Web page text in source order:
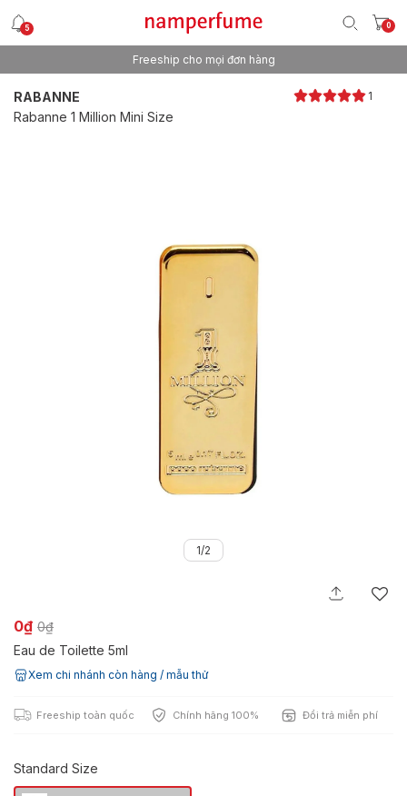
5 0
Freeship cho mọi đơn hàng
RABANNE 1
Rabanne 1 Million Mini Size
1/2
0₫ 0₫
Eau de Toilette 5ml
Xem chi nhánh còn hàng / mẫu thử
Freeship toàn quốc Chính hãng 100% Đổi trả miễn phí
Standard Size